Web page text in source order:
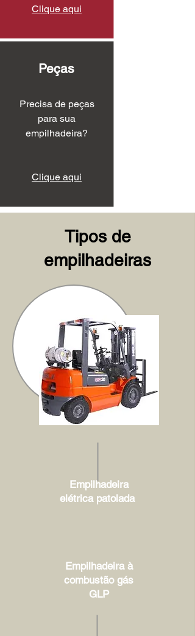
Clique aqui
Peças
Precisa de peças
para sua
empilhadeira?
Clique aqui
Tipos de
empilhadeiras
Empilhadeira
elétrica patolada
Empilhadeira à
combustão gás
GLP